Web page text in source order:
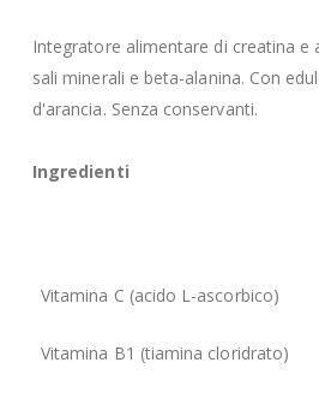
Integratore alimentare di creatina e
sali minerali e beta-alanina. Con
d'arancia. Senza conservanti.
Ingredienti
Vitamina C (acido L-ascorbico)
Vitamina B1 (tiamina cloridrato)